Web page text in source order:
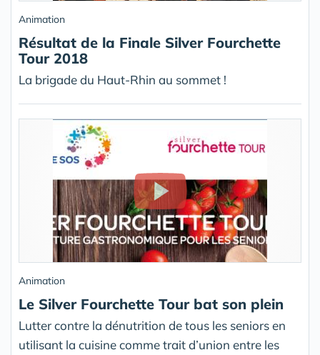
Animation
Résultat de la Finale Silver Fourchette
Tour 2018
La brigade du Haut-Rhin au sommet !
Animation
Le Silver Fourchette Tour bat son plein
Lutter contre la dénutrition de tous les seniors en
utilisant la cuisine comme trait d’union entre les